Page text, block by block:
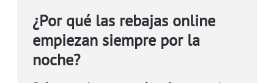
¿Por qué las rebajas online
empiezan siempre por la
noche?